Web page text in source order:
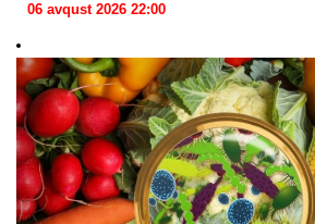
06 avqust 2026 22:00